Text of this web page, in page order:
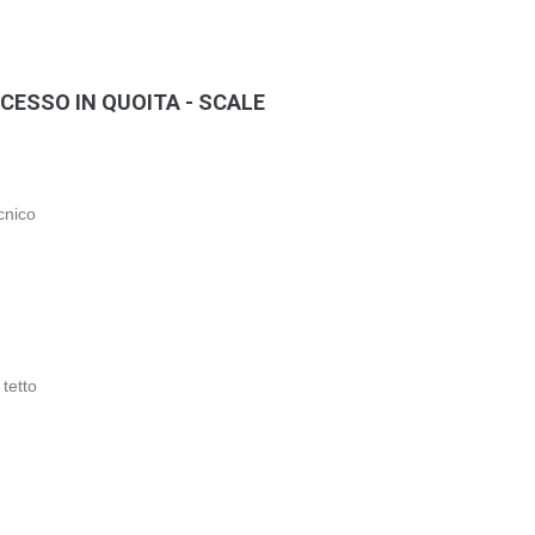
IN QUOITA - SCALE